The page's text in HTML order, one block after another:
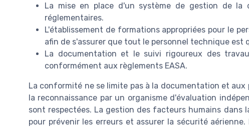
La mise en place d'un système de gestion de la
réglementaires.
L'établissement de formations appropriées pour le
afin de s'assurer que tout le personnel technique est
La documentation et le suivi rigoureux des
conformément aux règlements EASA.
La conformité ne se limite pas à la documentation et
la reconnaissance par un organisme d'évaluation
sont respectées. La gestion des facteurs humains dans
pour prévenir les erreurs et assurer la sécurité